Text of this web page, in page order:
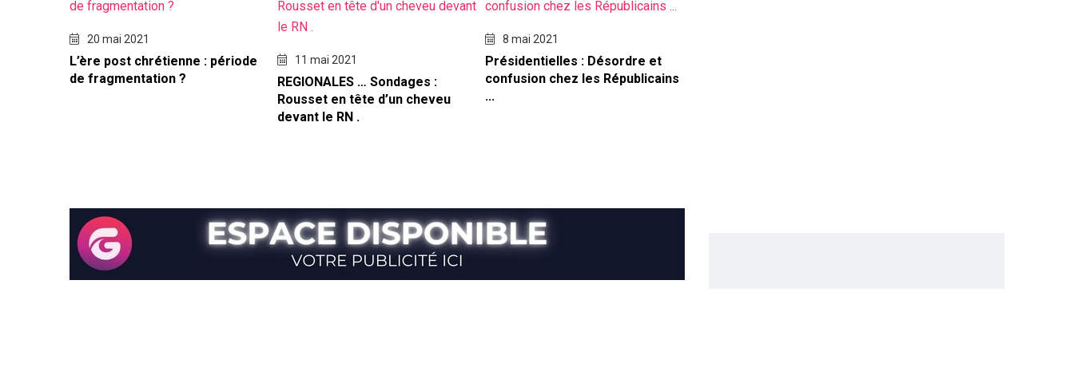
20 mai 2021
L’ère post chrétienne : période
de fragmentation ?
11 mai 2021
REGIONALES … Sondages :
Rousset en tête d’un cheveu
devant le RN .
8 mai 2021
Présidentielles : Désordre et
confusion chez les Républicains
...